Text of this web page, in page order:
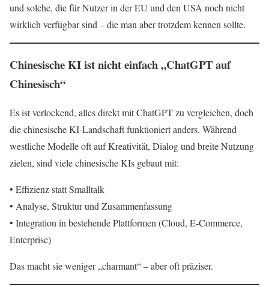
und solche, die für Nutzer in der EU und den USA noch nicht
wirklich verfügbar sind – die man aber trotzdem kennen sollte.
Chinesische KI ist nicht einfach „ChatGPT auf
Chinesisch“
Es ist verlockend, alles direkt mit ChatGPT zu vergleichen, doch
die chinesische KI-Landschaft funktioniert anders. Während
westliche Modelle oft auf Kreativität, Dialog und breite Nutzung
zielen, sind viele chinesische KIs gebaut mit:
• Effizienz statt Smalltalk
• Analyse, Struktur und Zusammenfassung
• Integration in bestehende Plattformen (Cloud, E‑Commerce,
Enterprise)
Das macht sie weniger „charmant“ – aber oft präziser.